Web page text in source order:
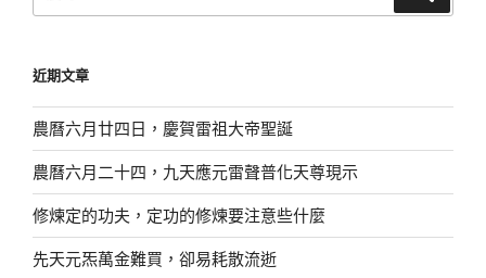
字:
近期文章
農曆六月廿四日，慶賀雷祖大帝聖誕
農曆六月二十四，九天應元雷聲普化天尊現示
修煉定的功夫，定功的修煉要注意些什麼
先天元炁萬金難買，卻易耗散流逝